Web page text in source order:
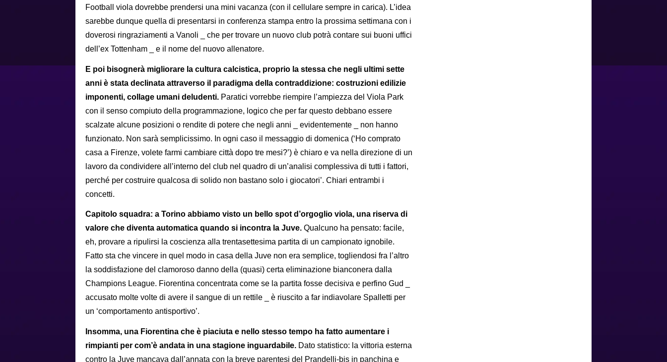
Football viola dovrebbe prendersi una mini vacanza (con il cellulare sempre in carica). L’idea
sarebbe dunque quella di presentarsi in conferenza stampa entro la prossima settimana con i
doverosi ringraziamenti a Vanoli _ che per trovare un nuovo club potrà contare sui buoni uffici
dell’ex Tottenham _ e il nome del nuovo allenatore.
E poi bisognerà migliorare la cultura calcistica, proprio la stessa che negli ultimi sette
anni è stata declinata attraverso il paradigma della contraddizione: costruzioni edilizie
imponenti, collage umani deludenti. Paratici vorrebbe riempire l’ampiezza del Viola Park
con il senso compiuto della programmazione, logico che per far questo debbano essere
scalzate alcune posizioni o rendite di potere che negli anni _ evidentemente _ non hanno
funzionato. Non sarà semplicissimo. In ogni caso il messaggio di domenica (‘Ho comprato
casa a Firenze, volete farmi cambiare città dopo tre mesi?’) è chiaro e va nella direzione di un
lavoro da condividere all’interno del club nel quadro di un’analisi complessiva di tutti i fattori,
perché per costruire qualcosa di solido non bastano solo i giocatori’. Chiari entrambi i
concetti.
Capitolo squadra: a Torino abbiamo visto un bello spot d’orgoglio viola, una riserva di
valore che diventa automatica quando si incontra la Juve. Qualcuno ha pensato: facile,
eh, provare a ripulirsi la coscienza alla trentasettesima partita di un campionato ignobile.
Fatto sta che vincere in quel modo in casa della Juve non era semplice, togliendosi fra l’altro
la soddisfazione del clamoroso danno della (quasi) certa eliminazione bianconera dalla
Champions League. Fiorentina concentrata come se la partita fosse decisiva e perfino Gud _
accusato molte volte di avere il sangue di un rettile _ è riuscito a far indiavolare Spalletti per
un ‘comportamento antisportivo’.
Insomma, una Fiorentina che è piaciuta e nello stesso tempo ha fatto aumentare i
rimpianti per com’è andata in una stagione inguardabile. Dato statistico: la vittoria esterna
contro la Juve mancava dall’annata con la breve parentesi del Prandelli-bis in panchina e